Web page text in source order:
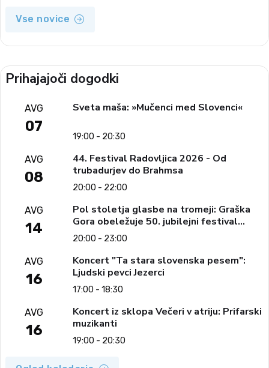
Vse novice
Prihajajoči dogodki
AVG
07
Sveta maša: »Mučenci med Slovenci«
19:00 - 20:30
AVG
08
44. Festival Radovljica 2026 - Od
trubadurjev do Brahmsa
20:00 - 22:00
AVG
14
Pol stoletja glasbe na tromeji: Graška
Gora obeležuje 50. jubilejni festival
narodno-zabavne glasbe
20:00 - 23:00
AVG
16
Koncert "Ta stara slovenska pesem":
Ljudski pevci Jezerci
17:00 - 18:30
AVG
16
Koncert iz sklopa Večeri v atriju: Prifarski
muzikanti
19:00 - 20:30